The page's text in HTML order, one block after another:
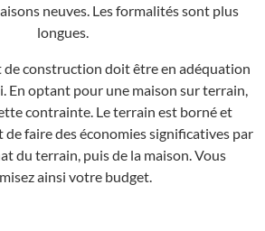
neuves. Les formalités sont plus
longues.
de construction doit être en adéquation
En optant pour une maison sur terrain,
contrainte. Le terrain est borné et
de faire des économies significatives par
du terrain, puis de la maison. Vous
ainsi votre budget.